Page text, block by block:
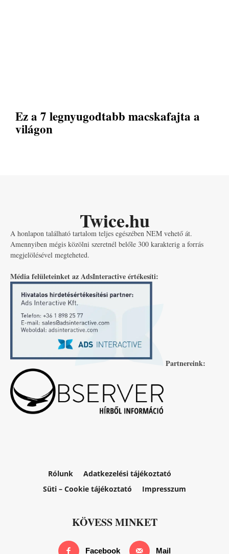
Ez a 7 legnyugodtabb macskafajta a
világon
Twice.hu
A honlapon található tartalom teljes egészében NEM vehető át.
Amennyiben mégis közölni szeretnél belőle 300 karakterig a forrás
megjelölésével megteheted.
Média felületeinket az AdsInteractive értékesíti:
Partnereink:
Rólunk
Adatkezelési tájékoztató
Süti – Cookie tájékoztató
Impresszum
KÖVESS MINKET
Facebook Mail